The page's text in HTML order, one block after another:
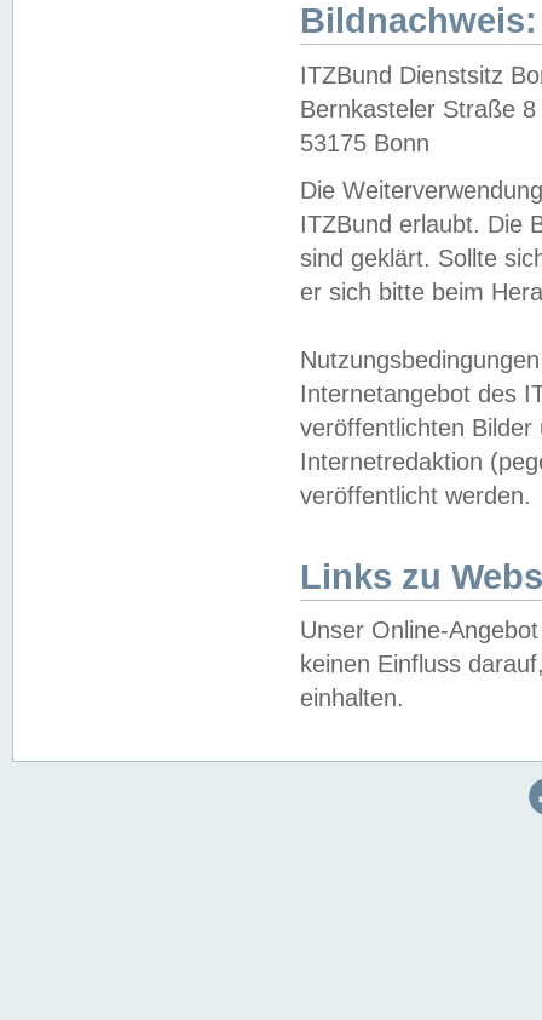
Bildnachweis:
ITZBund Dienstsitz
Bernkasteler Straße 8
53175 Bonn
Die
ITZBund erlaubt. Die
sind geklärt. Sollte
er sich bitte beim
Internetangebot des
veröffentlichten
Internetredaktion
veröffentlicht werden.
Links zu
Unser Online-
keinen Einfluss
einhalten.